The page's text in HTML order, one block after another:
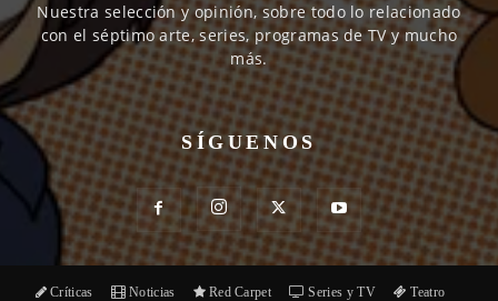
Nuestra selección y opinión, sobre todo lo relacionado
con el séptimo arte, series, programas de TV y mucho
más.
SÍGUENOS
Críticas Noticias Red Carpet Series y TV Teatro